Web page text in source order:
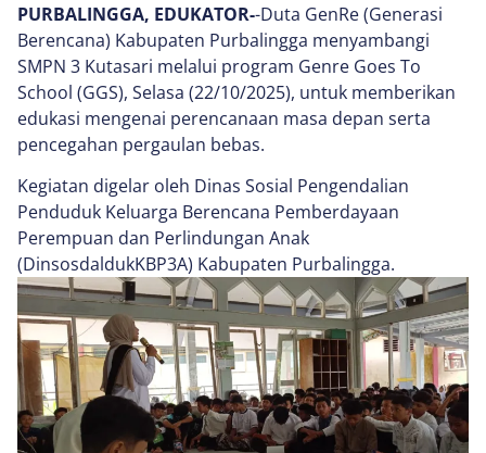
PURBALINGGA, EDUKATOR--Duta GenRe (Generasi
Berencana) Kabupaten Purbalingga menyambangi
SMPN 3 Kutasari melalui program Genre Goes To
School (GGS), Selasa (22/10/2025), untuk memberikan
edukasi mengenai perencanaan masa depan serta
pencegahan pergaulan bebas.
Kegiatan digelar oleh Dinas Sosial Pengendalian
Penduduk Keluarga Berencana Pemberdayaan
Perempuan dan Perlindungan Anak
(DinsosdaldukKBP3A) Kabupaten Purbalingga.